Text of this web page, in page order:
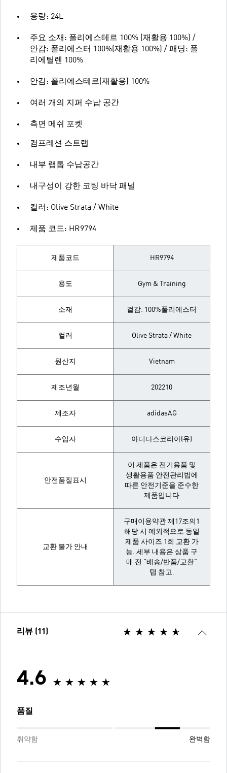
용량: 24L
주요 소재: 폴리에스테르 100% (재활용 100%) /
안감: 폴리에스터 100%(재활용 100%) / 패딩: 폴
리에틸렌 100%
안감: 폴리에스테르(재활용) 100%
여러 개의 지퍼 수납 공간
측면 메쉬 포켓
컴프레션 스트랩
내부 랩톱 수납공간
내구성이 강한 코팅 바닥 패널
컬러: Olive Strata / White
제품 코드: HR9794
제품코드 HR9794
용도 Gym & Training
소재 겉감: 100%폴리에스터
컬러 Olive Strata / White
원산지 Vietnam
제조년월 202210
제조자 adidasAG
수입자 아디다스코리아(유)
안전품질표시
이 제품은 전기용품 및
생활용품 안전관리법에
따른 안전기준을 준수한
제품입니다
교환 불가 안내
구매이용약관 제17조의1
해당 시 예외적으로 동일
제품 사이즈 1회 교환 가
능. 세부 내용은 상품 구
매 전 "배송/반품/교환"
탭 참고.
리뷰 (11)
4.6
품질
취약함 완벽함